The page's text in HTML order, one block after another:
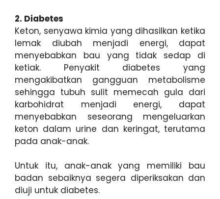
2. Diabetes
Keton, senyawa kimia yang dihasilkan ketika
lemak diubah menjadi energi, dapat
menyebabkan bau yang tidak sedap di
ketiak. Penyakit diabetes yang
mengakibatkan gangguan metabolisme
sehingga tubuh sulit memecah gula dari
karbohidrat menjadi energi, dapat
menyebabkan seseorang mengeluarkan
keton dalam urine dan keringat, terutama
pada anak-anak.
Untuk itu, anak-anak yang memiliki bau
badan sebaiknya segera diperiksakan dan
diuji untuk diabetes.